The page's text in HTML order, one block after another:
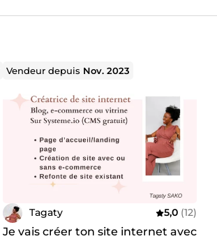
Vendeur depuis Nov. 2023
Tagaty 5,0 (12)
Je vais créer ton site internet avec